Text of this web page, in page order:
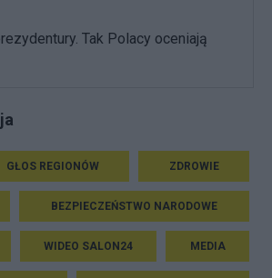
Tak Polacy oceniają
GŁOS REGIONÓW ZDROWIE
BEZPIECZEŃSTWO NARODOWE
WIDEO SALON24 MEDIA